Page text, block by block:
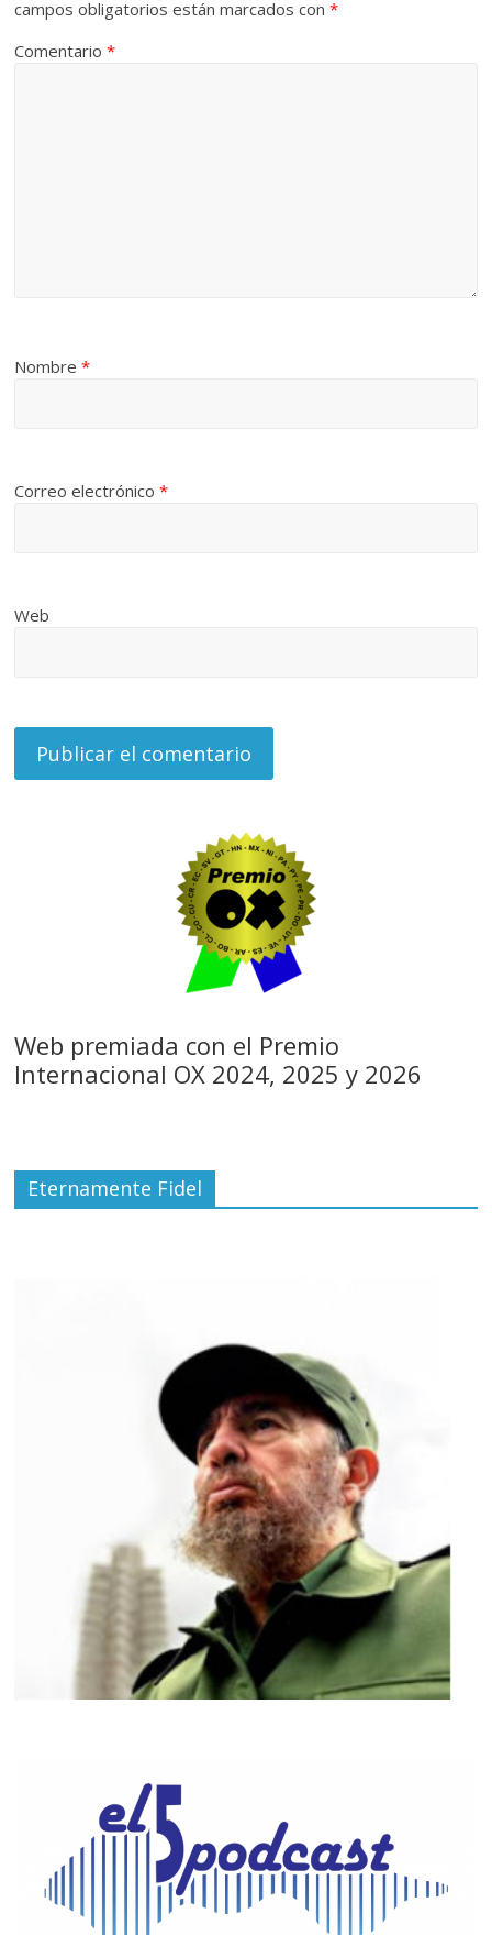
campos obligatorios están marcados con*
Comentario*
Nombre*
Correo electrónico*
Web
Web premiada con el Premio
Internacional OX 2024, 2025 y 2026
Eternamente Fidel